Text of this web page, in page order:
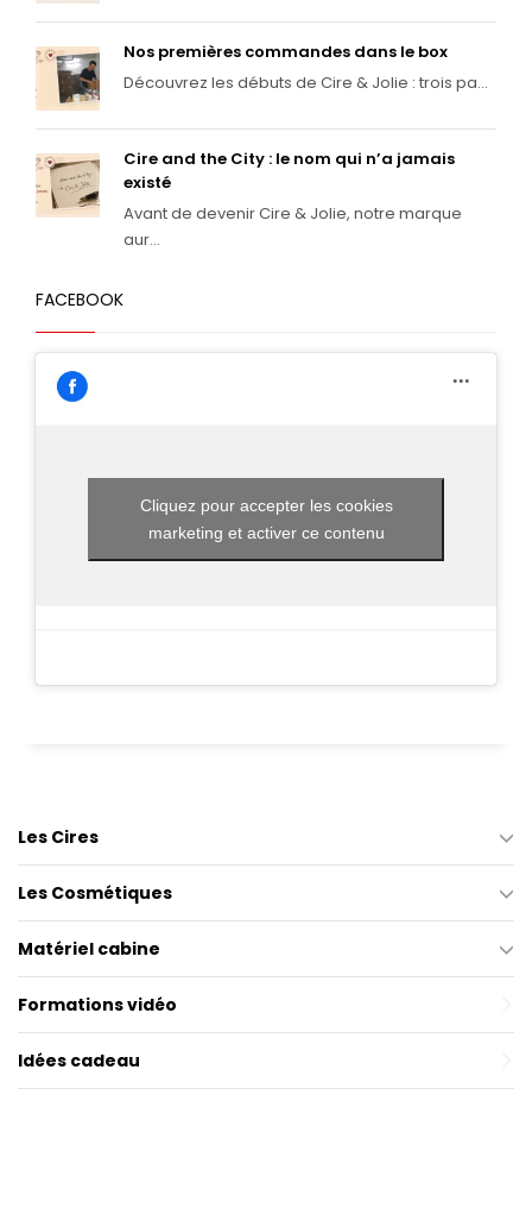
Nos premières commandes dans le box
Découvrez les débuts de Cire & Jolie : trois pa...
Cire and the City : le nom qui n’a jamais
existé
Avant de devenir Cire & Jolie, notre marque
aur...
FACEBOOK
Cliquez pour accepter les cookies
marketing et activer ce contenu
Les Cires
Les Cosmétiques
Matériel cabine
Formations vidéo
Idées cadeau